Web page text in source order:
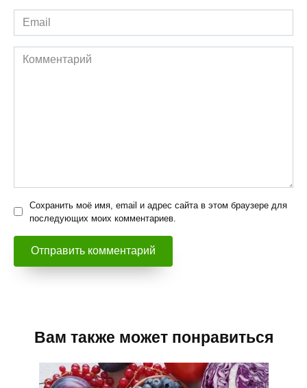
Email
*
Комментарий
Сохранить моё имя, email и адрес сайта в этом браузере для
последующих моих комментариев.
Вам также может понравиться